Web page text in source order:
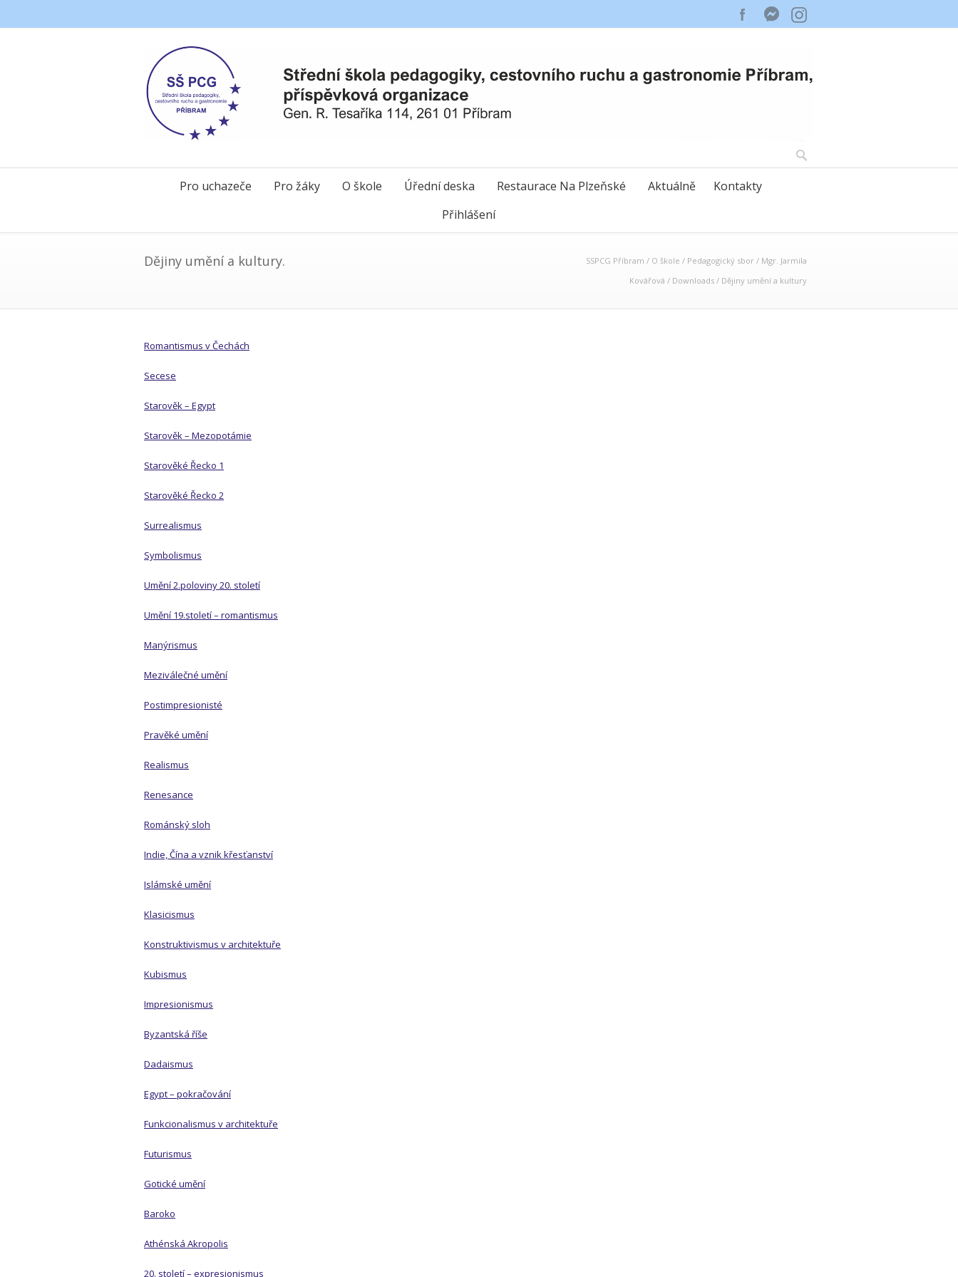
Pro uchazeče Pro žáky O škole Úřední deska Restaurace Na Plzeňské Aktuálně
Kontakty
Přihlášení
Dějiny umění a kultury. SSPCG Příbram / O škole / Pedagogický sbor / Mgr. Jarmila
Kovářová / Downloads / Dějiny umění a kultury
Romantismus v Čechách
Secese
Starověk – Egypt
Starověk – Mezopotámie
Starověké Řecko 1
Starověké Řecko 2
Surrealismus
Symbolismus
Umění 2.poloviny 20. století
Umění 19.století – romantismus
Manýrismus
Meziválečné umění
Postimpresionisté
Pravěké umění
Realismus
Renesance
Románský sloh
Indie, Čína a vznik křesťanství
Islámské umění
Klasicismus
Konstruktivismus v architektuře
Kubismus
Impresionismus
Byzantská říše
Dadaismus
Egypt – pokračování
Funkcionalismus v architektuře
Futurismus
Gotické umění
Baroko
Athénská Akropolis
20. století – expresionismus